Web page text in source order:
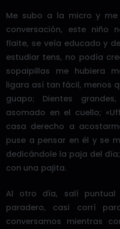
Me subo a la micro y
conversación, este niño
flaite, se veía educado y
estudiar tens, no podía
sopaipillas me hubiera
ligara así tan fácil, menos
guapo; Dientes
asomado en el cuello;
casa derecho a
puse a pensar en él y se
dedicándole la paja del
con una pajita.
Al otro día, salí
paradero, casi corrí
conversamos mientras